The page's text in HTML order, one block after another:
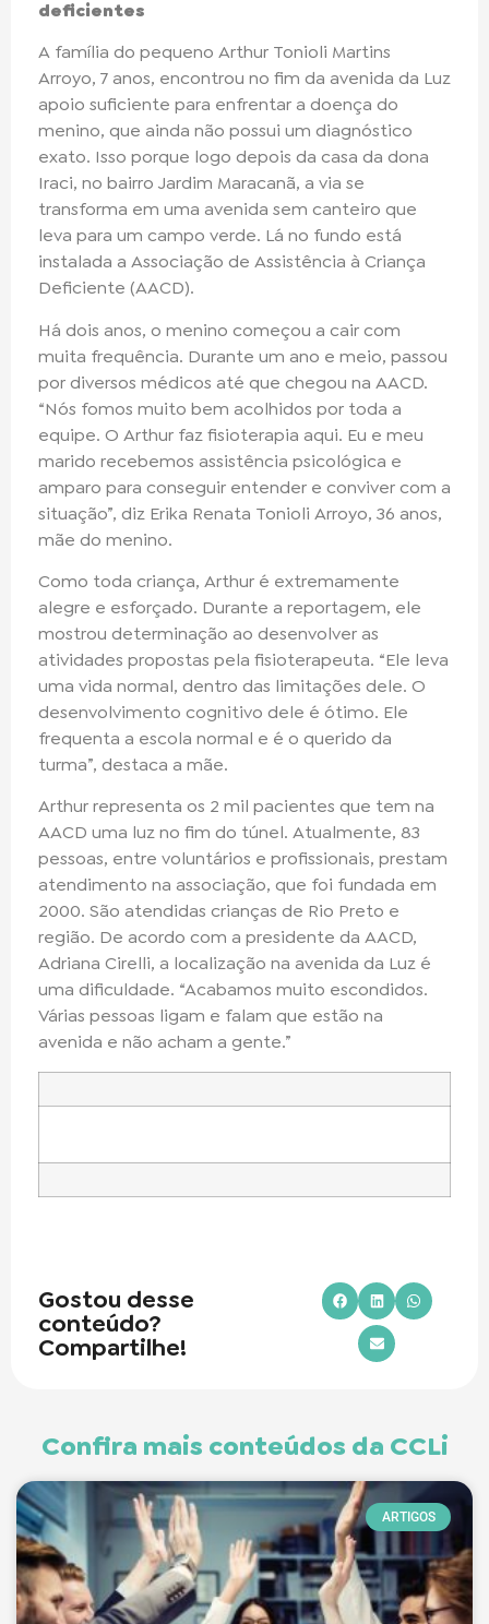
deficientes
A família do pequeno Arthur Tonioli Martins
Arroyo, 7 anos, encontrou no fim da avenida da Luz
apoio suficiente para enfrentar a doença do
menino, que ainda não possui um diagnóstico
exato. Isso porque logo depois da casa da dona
Iraci, no bairro Jardim Maracanã, a via se
transforma em uma avenida sem canteiro que
leva para um campo verde. Lá no fundo está
instalada a Associação de Assistência à Criança
Deficiente (AACD).
Há dois anos, o menino começou a cair com
muita frequência. Durante um ano e meio, passou
por diversos médicos até que chegou na AACD.
“Nós fomos muito bem acolhidos por toda a
equipe. O Arthur faz fisioterapia aqui. Eu e meu
marido recebemos assistência psicológica e
amparo para conseguir entender e conviver com a
situação”, diz Erika Renata Tonioli Arroyo, 36 anos,
mãe do menino.
Como toda criança, Arthur é extremamente
alegre e esforçado. Durante a reportagem, ele
mostrou determinação ao desenvolver as
atividades propostas pela fisioterapeuta. “Ele leva
uma vida normal, dentro das limitações dele. O
desenvolvimento cognitivo dele é ótimo. Ele
frequenta a escola normal e é o querido da
turma”, destaca a mãe.
Arthur representa os 2 mil pacientes que tem na
AACD uma luz no fim do túnel. Atualmente, 83
pessoas, entre voluntários e profissionais, prestam
atendimento na associação, que foi fundada em
2000. São atendidas crianças de Rio Preto e
região. De acordo com a presidente da AACD,
Adriana Cirelli, a localização na avenida da Luz é
uma dificuldade. “Acabamos muito escondidos.
Várias pessoas ligam e falam que estão na
avenida e não acham a gente.”
Gostou desse
conteúdo?
Compartilhe!
Confira mais conteúdos da CCLi
ARTIGOS